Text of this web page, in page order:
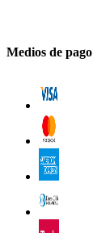
Medios de pago